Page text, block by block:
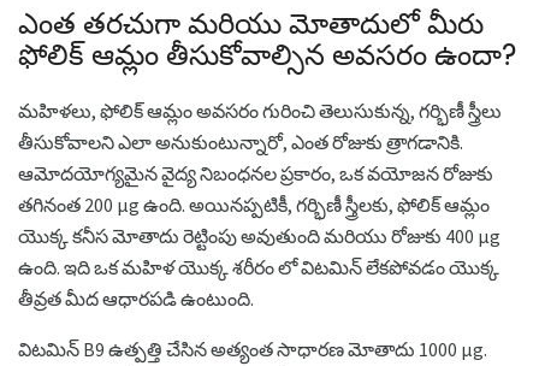
ఎంత తరచుగా మరియు మోతాదులో మీరు
ఫోలిక్ ఆమ్లం తీసుకోవాల్సిన అవసరం ఉందా?
మహిళలు, ఫోలిక్ ఆమ్లం అవసరం గురించి తెలుసుకున్న, గర్భిణీ స్త్రీలు
తీసుకోవాలని ఎలా అనుకుంటున్నారో, ఎంత రోజుకు త్రాగడానికి.
ఆమోదయోగ్యమైన వైద్య నిబంధనల ప్రకారం, ఒక వయోజన రోజుకు
తగినంత 200 μg ఉంది. అయినప్పటికీ, గర్భిణీ స్త్రీలకు, ఫోలిక్ ఆమ్లం
యొక్క కనీస మోతాదు రెట్టింపు అవుతుంది మరియు రోజుకు 400 μg
ఉంది. ఇది ఒక మహిళ యొక్క శరీరం లో విటమిన్ లేకపోవడం యొక్క
తీవ్రత మీద ఆధారపడి ఉంటుంది.
విటమిన్ B9 ఉత్పత్తి చేసిన అత్యంత సాధారణ మోతాదు 1000 μg.